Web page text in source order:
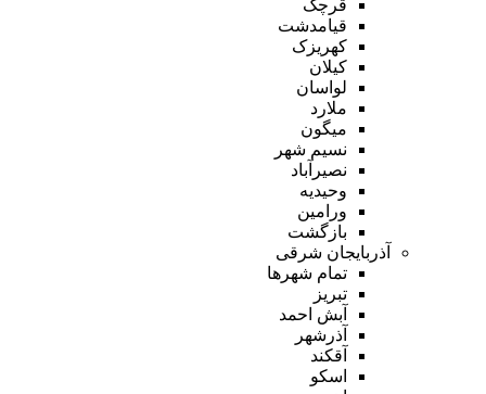
قرچک
قیامدشت
کهریزک
کیلان
لواسان
ملارد
میگون
نسیم شهر
نصیرآباد
وحیدیه
ورامین
بازگشت
آذربایجان شرقی
تمام شهر‌ها
تبریز
آبش احمد
آذرشهر
آقکند
اسکو